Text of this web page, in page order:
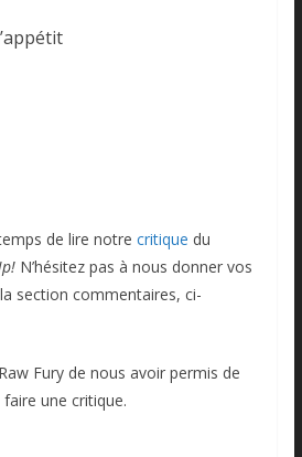
de lire notre critique du
N’hésitez pas à nous donner vos
section commentaires, ci-
Fury de nous avoir permis de
une critique.